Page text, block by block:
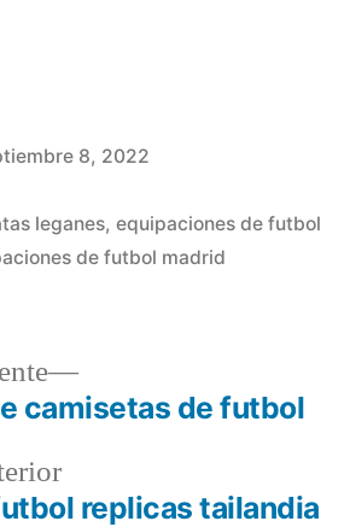
8, 2022
leganes, equipaciones de futbol
de futbol madrid
Entrada
anterior:
replicas tailandia
Entrada
siguiente:
camisetas de futbol